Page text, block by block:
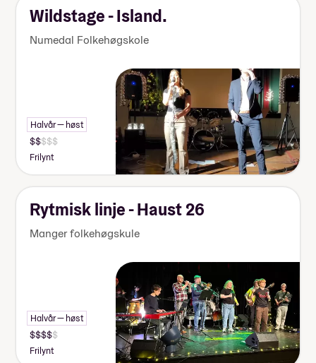
Wildstage - Island.
Numedal Folkehøgskole
Halvår — høst
Frilynt
Rytmisk linje - Haust 26
Manger folkehøgskule
Halvår — høst
Frilynt